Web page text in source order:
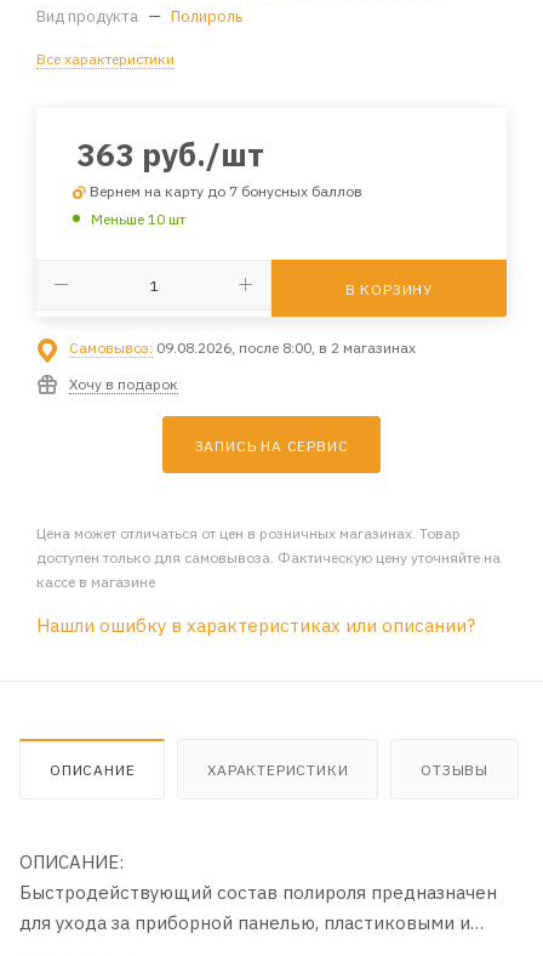
Вид продукта — Полироль
Все характеристики
363 руб./шт
Вернем на карту до 7 бонусных баллов
Меньше 10 шт
В КОРЗИНУ
Самовывоз: 09.08.2026, после 8:00, в 2 магазинах
Хочу в подарок
ЗАПИСЬ НА СЕРВИС
Цена может отличаться от цен в розничных магазинах. Товар
доступен только для самовывоза. Фактическую цену уточняйте на
кассе в магазине
Нашли ошибку в характеристиках или описании?
ОПИСАНИЕ ХАРАКТЕРИСТИКИ ОТЗЫВЫ
ОПИСАНИЕ:
Быстродействующий состав полироля предназначен
для ухода за приборной панелью, пластиковыми и